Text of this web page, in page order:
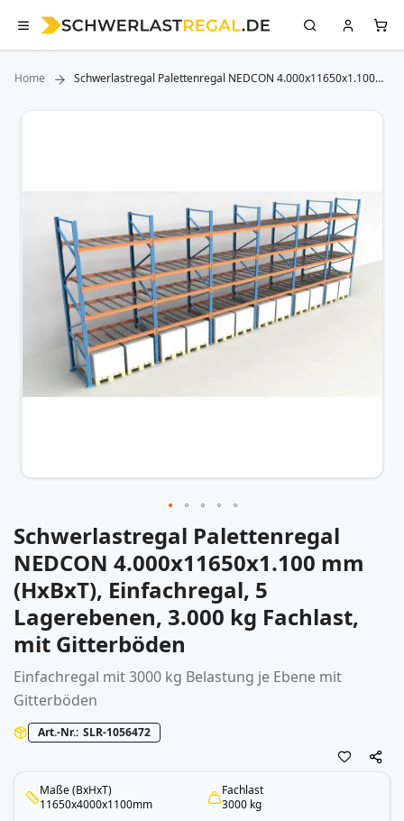
Home
Schwerlastregal Palettenregal NEDCON 4.000x11650x1.100
Zum
Zum
Anfang
der
Bildergalerie
springen
Schwerlastregal Palettenregal
NEDCON 4.000x11650x1.100 mm
(HxBxT), Einfachregal, 5
Lagerebenen, 3.000 kg Fachlast,
mit Gitterböden
Einfachregal mit 3000 kg Belastung je Ebene mit
Gitterböden
Art.-Nr. SLR-1056472
Maße (BxHxT)
11650x4000x1100mm
Fachlast
3000 kg